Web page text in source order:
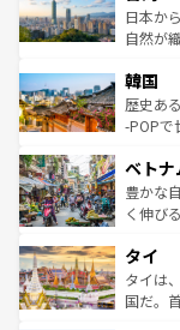
情報は
人々、
ク、伝
ワイを、存分
はコン
ク）、
ど、見
いる。
ビング
い。オ
参照し
日本か
自然が
ン）、
と山間
驚きを
容にも
照して
韓国
歴史あ
-POPで
き、地
できる
まで、
リティ
覧を参
ベトナ
豊かな
く伸び
急速な
ーチミ
醸し出
タイ
タイは
国だ。